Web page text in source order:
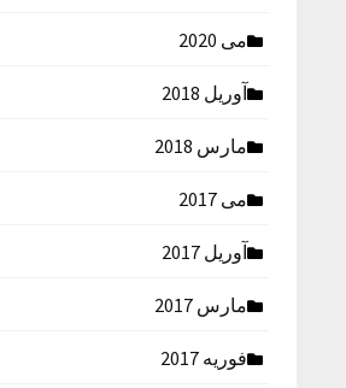
می 2020
آوریل 2018
مارس 2018
می 2017
آوریل 2017
مارس 2017
فوریه 2017